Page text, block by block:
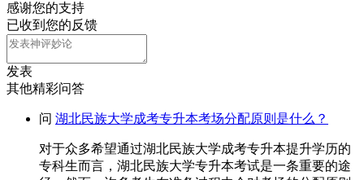
感谢您的支持
已收到您的反馈
发表
其他精彩问答
问 湖北民族大学成考专升本考场分配原则是什么？
对于众多希望通过湖北民族大学成考专升本提升学历的
专科生而言，湖北民族大学专升本考试是一条重要的途